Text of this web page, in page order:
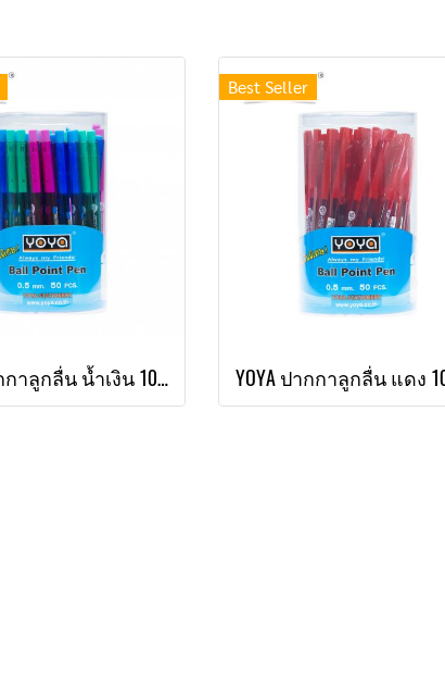
YOYA ปากกาลูกลื่น น้ำเงิน 1015 แพ็ค 50
Best Seller